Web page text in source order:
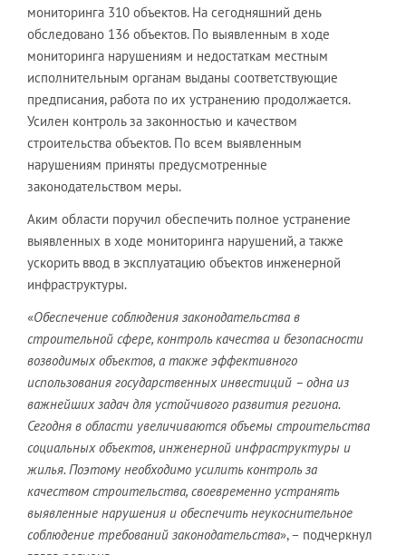
мониторинга 310 объектов. На сегодняшний день
обследовано 136 объектов. По выявленным в ходе
мониторинга нарушениям и недостаткам местным
исполнительным органам выданы соответствующие
предписания, работа по их устранению продолжается.
Усилен контроль за законностью и качеством
строительства объектов. По всем выявленным
нарушениям приняты предусмотренные
законодательством меры.
Аким области поручил обеспечить полное устранение
выявленных в ходе мониторинга нарушений, а также
ускорить ввод в эксплуатацию объектов инженерной
инфраструктуры.
«Обеспечение соблюдения законодательства в
строительной сфере, контроль качества и безопасности
возводимых объектов, а также эффективного
использования государственных инвестиций – одна из
важнейших задач для устойчивого развития региона.
Сегодня в области увеличиваются объемы строительства
социальных объектов, инженерной инфраструктуры и
жилья. Поэтому необходимо усилить контроль за
качеством строительства, своевременно устранять
выявленные нарушения и обеспечить неукоснительное
соблюдение требований законодательства», – подчеркнул